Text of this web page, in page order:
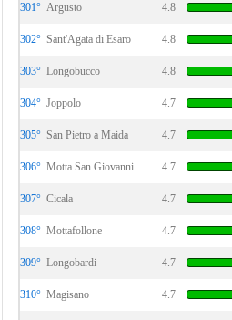
301° Argusto 4.8
302° Sant'Agata di Esaro 4.8
303° Longobucco 4.8
304° Joppolo 4.7
305° San Pietro a Maida 4.7
306° Motta San Giovanni 4.7
307° Cicala 4.7
308° Mottafollone 4.7
309° Longobardi 4.7
310° Magisano 4.7